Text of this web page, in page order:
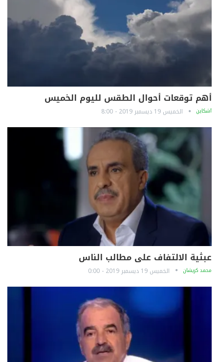
أهم توقعات أحوال الطقس لليوم الخميس
آشكاين الخميس 19 ديسمبر 2019 - 8:00
عبثية الالتفاف على مطالب الناس
محمد كريشان الخميس 19 ديسمبر 2019 - 0:00